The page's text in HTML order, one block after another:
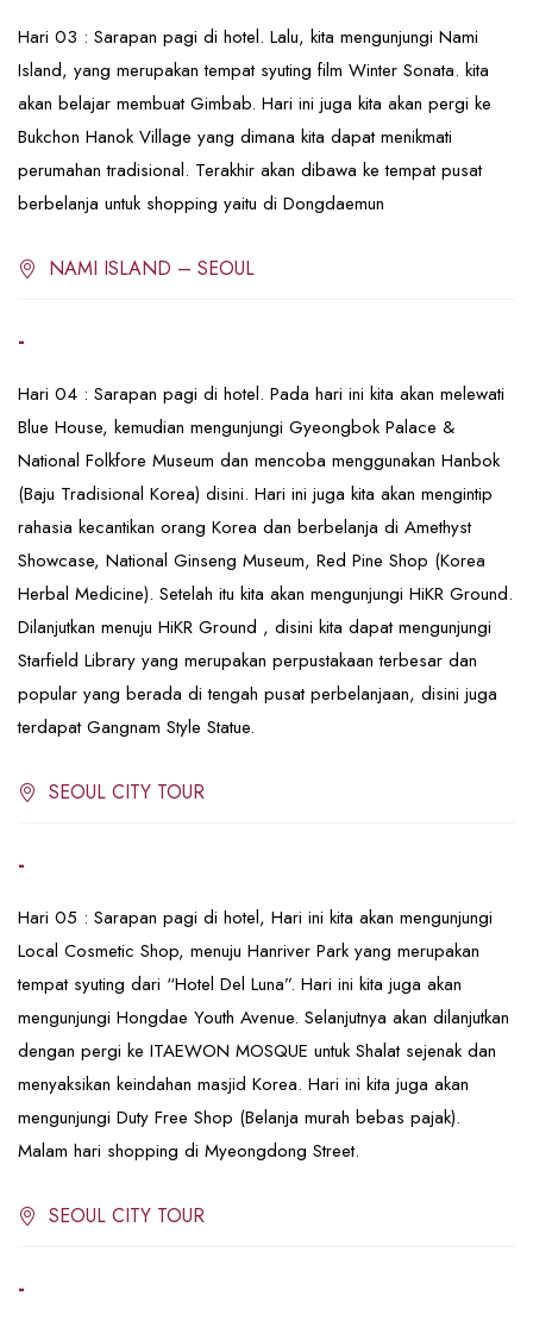
Hari 03 : Sarapan pagi di hotel. Lalu, kita mengunjungi Nami
Island, yang merupakan tempat syuting film Winter Sonata. kita
akan belajar membuat Gimbab. Hari ini juga kita akan pergi ke
Bukchon Hanok Village yang dimana kita dapat menikmati
perumahan tradisional. Terakhir akan dibawa ke tempat pusat
berbelanja untuk shopping yaitu di Dongdaemun
NAMI ISLAND – SEOUL
-
Hari 04 : Sarapan pagi di hotel. Pada hari ini kita akan melewati
Blue House, kemudian mengunjungi Gyeongbok Palace &
National Folkfore Museum dan mencoba menggunakan Hanbok
(Baju Tradisional Korea) disini. Hari ini juga kita akan mengintip
rahasia kecantikan orang Korea dan berbelanja di Amethyst
Showcase, National Ginseng Museum, Red Pine Shop (Korea
Herbal Medicine). Setelah itu kita akan mengunjungi HiKR Ground.
Dilanjutkan menuju HiKR Ground , disini kita dapat mengunjungi
Starfield Library yang merupakan perpustakaan terbesar dan
popular yang berada di tengah pusat perbelanjaan, disini juga
terdapat Gangnam Style Statue.
SEOUL CITY TOUR
-
Hari 05 : Sarapan pagi di hotel, Hari ini kita akan mengunjungi
Local Cosmetic Shop, menuju Hanriver Park yang merupakan
tempat syuting dari “Hotel Del Luna”. Hari ini kita juga akan
mengunjungi Hongdae Youth Avenue. Selanjutnya akan dilanjutkan
dengan pergi ke ITAEWON MOSQUE untuk Shalat sejenak dan
menyaksikan keindahan masjid Korea. Hari ini kita juga akan
mengunjungi Duty Free Shop (Belanja murah bebas pajak).
Malam hari shopping di Myeongdong Street.
SEOUL CITY TOUR
-